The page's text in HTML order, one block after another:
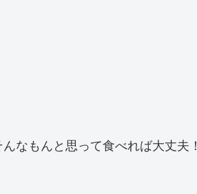
なもんと思って食べれば大丈夫！